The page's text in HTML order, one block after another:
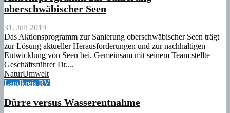
oberschwäbischer Seen
31. Juli 2019
Das Aktionsprogramm zur Sanierung oberschwäbischer Seen trägt
zur Lösung aktueller Herausforderungen und zur nachhaltigen
Entwicklung von Seen bei. Gemeinsam mit seinem Team stellte
Geschäftsführer Dr....
NaturUmwelt
Landkreis RV
Dürre versus Wasserentnahme